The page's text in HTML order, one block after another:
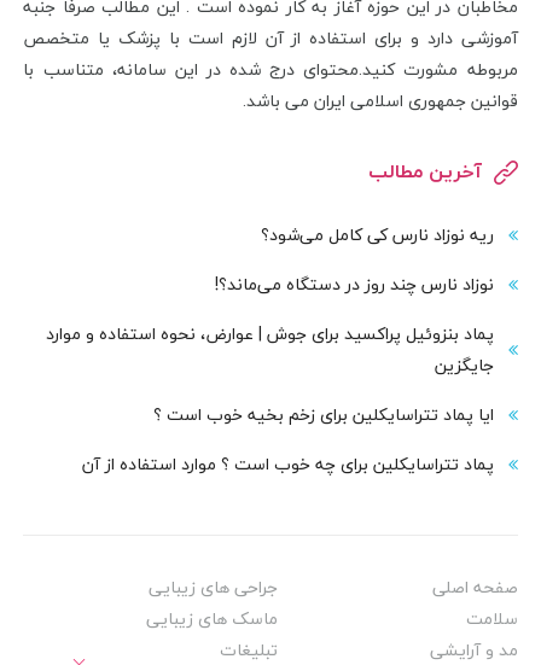
مخاطبان در این حوزه آغاز به کار نموده است . این مطالب صرفا جنبه
آموزشی دارد و برای استفاده از آن لازم است با پزشک یا متخصص
مربوطه مشورت کنید.محتوای درج شده در این سامانه، متناسب با
قوانین جمهوری اسلامی ایران می باشد.
آخرین مطالب
ریه نوزاد نارس کی کامل می‌شود؟
نوزاد نارس چند روز در دستگاه می‌ماند؟!
پماد بنزوئیل پراکسید برای جوش | عوارض، نحوه استفاده و موارد
جایگزین
ایا پماد تتراسایکلین برای زخم بخیه خوب است ؟
پماد تتراسایکلین برای چه خوب است ؟ موارد استفاده از آن
صفحه اصلی
جراحی های زیبایی
سلامت
ماسک های زیبایی
مد و آرایشی
تبلیغات